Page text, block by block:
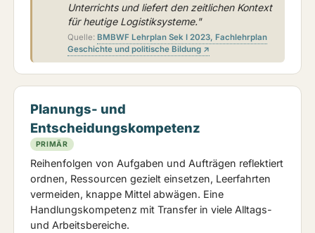
Unterrichts und liefert den zeitlichen Kontext
für heutige Logistiksysteme."
Quelle: BMBWF Lehrplan Sek I 2023, Fachlehrplan
Geschichte und politische Bildung ↗
Planungs- und
Entscheidungskompetenz
PRIMÄR
Reihenfolgen von Aufgaben und Aufträgen reflektiert
ordnen, Ressourcen gezielt einsetzen, Leerfahrten
vermeiden, knappe Mittel abwägen. Eine
Handlungskompetenz mit Transfer in viele Alltags-
und Arbeitsbereiche.